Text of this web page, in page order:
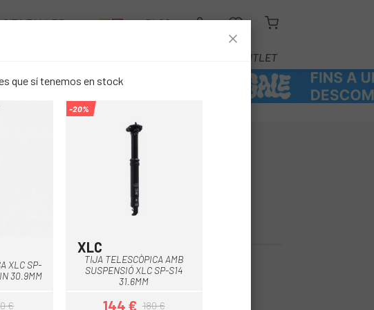
CITA TALLER BLOG
OUTLET
AMB
XLC SP-S14
€ 180,00 €
que sí tenemos en stock
XLC SP-
30.9MM
€
Negre
-20%
XLC
TIJA TELESCÒPICA AMB
SUSPENSIÓ XLC SP-S14
31.6MM
144 € 180 €